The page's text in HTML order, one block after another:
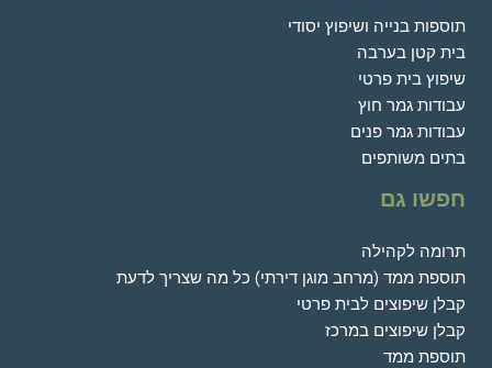
תוספות בנייה ושיפוץ יסודי
בית קטן בערבה
שיפוץ בית פרטי
עבודות גמר חוץ
עבודות גמר פנים
בתים משותפים
חפשו גם
תרומה לקהילה
תוספת ממד (מרחב מוגן דירתי) כל מה שצריך לדעת
קבלן שיפוצים לבית פרטי
קבלן שיפוצים במרכז
תוספת ממד